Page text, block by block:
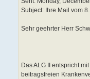
Subject: Ihre Mail vom
Sehr geehrter Herr
Das ALG II entspricht
beitragsfreien